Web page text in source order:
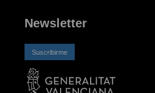
Newsletter
Suscribirme